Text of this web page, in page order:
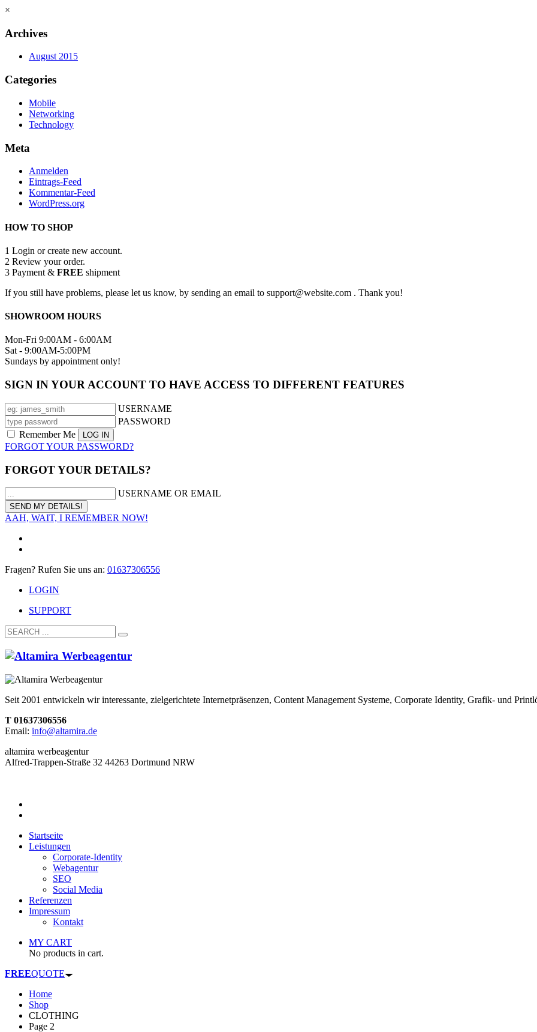
×
Archives
August 2015
Categories
Mobile
Networking
Technology
Meta
Anmelden
Eintrags-Feed
Kommentar-Feed
WordPress.org
HOW TO SHOP
1 Login or create new account.
2 Review your order.
3 Payment & FREE shipment
If you still have problems, please let us know, by sending an email to support@website.com . Thank you!
SHOWROOM HOURS
Mon-Fri 9:00AM - 6:00AM
Sat - 9:00AM-5:00PM
Sundays by appointment only!
SIGN IN YOUR ACCOUNT TO HAVE ACCESS TO DIFFERENT FEATURES
USERNAME
PASSWORD
Remember Me
FORGOT YOUR PASSWORD?
FORGOT YOUR DETAILS?
USERNAME OR EMAIL
AAH, WAIT, I REMEMBER NOW!
Fragen? Rufen Sie uns an: 01637306556
LOGIN
SUPPORT
Seit 2001 entwickeln wir interessante, zielgerichtete Internetpräsenzen, Content Management Systeme, Corporate Identity, Grafik- und
T 01637306556
Email: info@altamira.de
altamira werbeagentur
Alfred-Trappen-Straße 32 44263 Dortmund NRW
Startseite
Leistungen
Corporate-Identity
Webagentur
SEO
Social Media
Referenzen
Impressum
Kontakt
MY CART
No products in cart.
FREEQUOTE
Home
Shop
CLOTHING
Page 2